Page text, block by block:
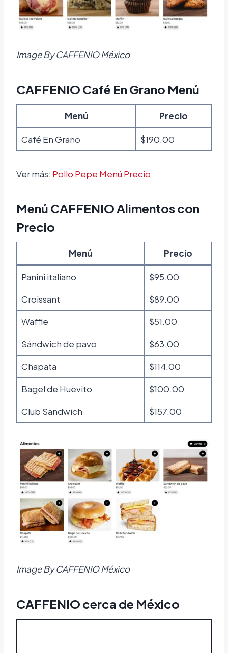
Image By CAFFENIO México
CAFFENIO Café En Grano Menú
Menú Precio
Café En Grano $190.00
Ver más: Pollo Pepe Menú Precio
Menú CAFFENIO Alimentos con
Precio
Menú Precio
Panini italiano
$95.00
Croissant
$89.00
Waffle
$51.00
Sándwich de pavo
$63.00
Chapata
$114.00
Bagel de Huevito
$100.00
Club Sandwich
$157.00
Image By CAFFENIO México
CAFFENIO cerca de México